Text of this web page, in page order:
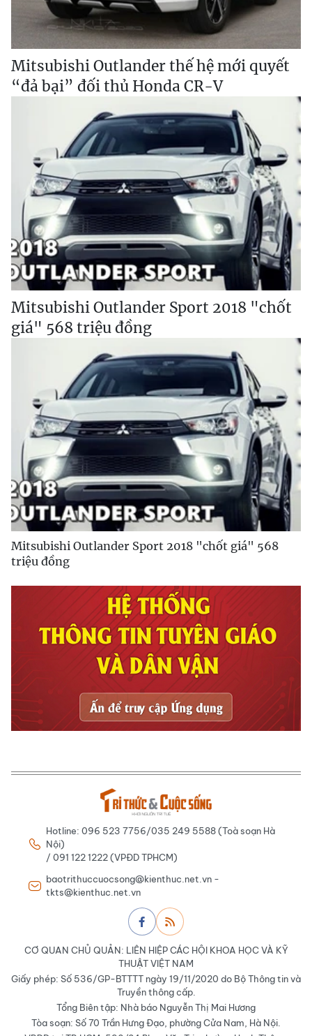
Mitsubishi Outlander thế hệ mới quyết
“đả bại” đối thủ Honda CR-V
Mitsubishi Outlander Sport 2018 "chốt
giá" 568 triệu đồng
Mitsubishi Outlander Sport 2018 "chốt giá" 568
triệu đồng
Hotline: 096 523 7756/035 249 5588 (Toà soạn Hà
Nội)
/ 091 122 1222 (VPĐD TPHCM)
baotrithuccuocsong@kienthuc.net.vn -
tkts@kienthuc.net.vn
CƠ QUAN CHỦ QUẢN: LIÊN HIỆP CÁC HỘI KHOA HỌC VÀ KỸ
THUẬT VIỆT NAM
Giấy phép: Số 536/GP-BTTTT ngày 19/11/2020 do Bộ Thông tin và
Truyền thông cấp.
Tổng Biên tập: Nhà báo Nguyễn Thị Mai Hương
Tòa soạn: Số 70 Trần Hưng Đạo, phường Cửa Nam, Hà Nội.